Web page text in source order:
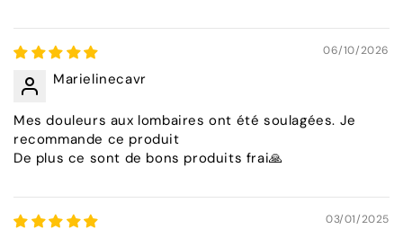
06/10/2026
Marielinecavr
Mes douleurs aux lombaires ont été soulagées. Je
recommande ce produit
De plus ce sont de bons produits frai🙏
03/01/2025